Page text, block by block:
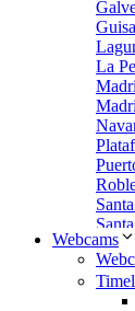
La
Webcams